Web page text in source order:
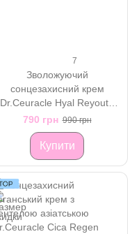
7
Зволожуючий
сонцезахисний крем
Dr.Ceuracle Hyal Reyouth
Moist Sun SPF 50+/PA++++
790 грн 990 грн
Купити